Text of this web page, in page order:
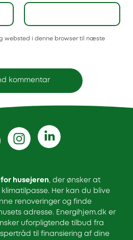
websted i denne browser til næste
husejeren, der ønsker at
Her kan du blive
renoveringer og finde
adresse. Energihjem.dk er
uforpligtende tilbud fra
til finansiering af dine